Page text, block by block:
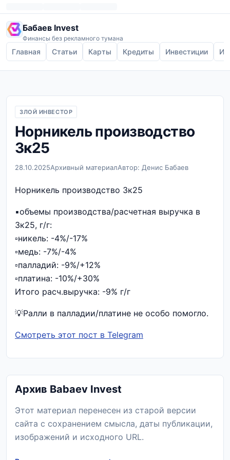
Бабаев Invest
Финансы без рекламного тумана
Главная Статьи Карты Кредиты Инвестиции
ЗЛОЙ ИНВЕСТОР
Норникель производство
3к25
28.10.2025Архивный материалАвтор: Денис Бабаев
Норникель производство 3к25
▪️объемы производства/расчетная выручка в
3к25, г/г:
▫️никель: -4%/-17%
▫️медь: -7%/-4%
▫️палладий: -9%/+12%
▫️платина: -10%/+30%
Итого расч.выручка: -9% г/г
💡Ралли в палладии/платине не особо помогло.
Смотреть этот пост в Telegram
Архив Babaev Invest
Этот материал перенесен из старой версии
сайта с сохранением смысла, даты публикации,
изображений и исходного URL.